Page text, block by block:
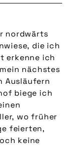
nordwärts
die ich
erkenne ich
nächstes
Ausläufern
biege ich
wo früher
feierten,
keine